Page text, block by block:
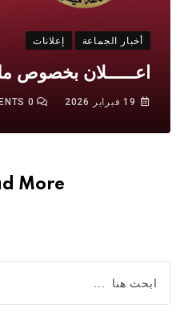
أخبار الجماعة إعلانات
اعــــــلان بخصوص
19 فبراير 2026 0
More